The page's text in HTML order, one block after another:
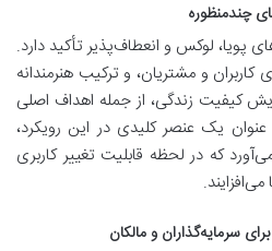
چندمنظوره
پویا، لوکس و انعطاف‌پذیر تأکید دارد.
کاربران و مشتریان، و ترکیب هنرمندانه
کیفیت زندگی، از جمله اهداف اصلی
یک عنصر کلیدی در این رویکرد،
که در لحظه قابلیت تغییر کاربری
سرمایه‌گذاران و مالکان